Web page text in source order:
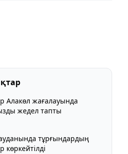
Алакөл жағалауында
жедел тапты
тұрғындардың